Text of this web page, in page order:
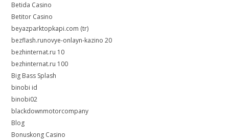
Betida Casino
Betitor Casino
beyazparktopkapi.com (tr)
bezflash.runovye-onlayn-kazino 20
bezhinternat.ru 10
bezhinternat.ru 100
Big Bass Splash
binobi id
binobi02
blackdownmotorcompany
Blog
Bonuskong Casino